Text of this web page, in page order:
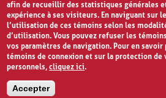
afin de recueillir des statistiques générales
expérience à ses visiteurs. En naviguant sur
l’utilisation de ces témoins selon les
d’utilisation. Vous pouvez refuser les
vos paramètres de navigation. Pour en savoir
témoins de connexion et sur la protection de
personnels,cliquez ici.
Accepter